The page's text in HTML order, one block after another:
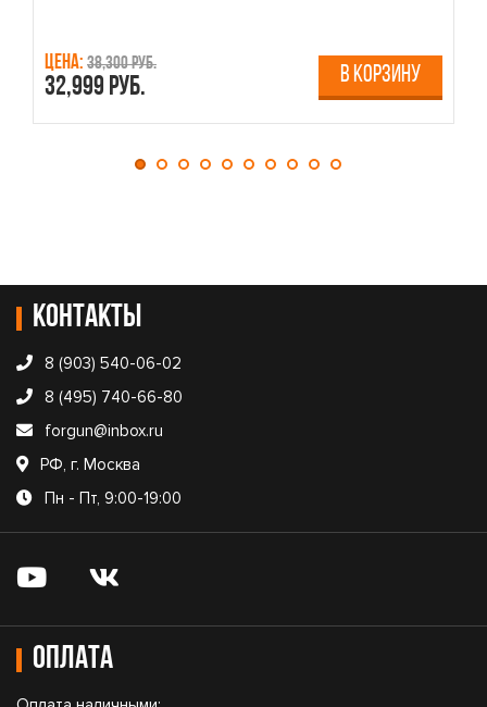
Цена: 38,300 руб.
32,999 руб. В КОРЗИНУ
Контакты
8 (903) 540-06-02
8 (495) 740-66-80
forgun@inbox.ru
РФ, г. Москва
Пн - Пт, 9:00-19:00
Оплата